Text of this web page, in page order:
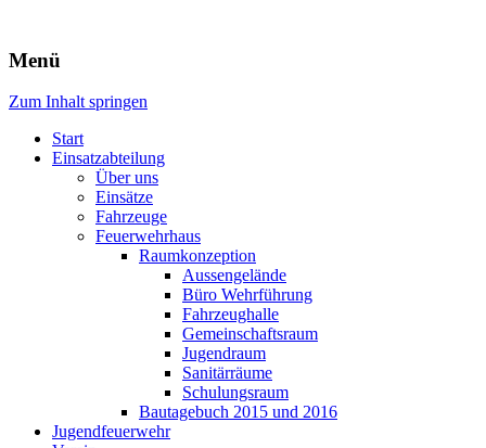
Freiwillige Feuerwehr Rodheim
v.d.H.
Menü
Zum Inhalt springen
Start
Einsatzabteilung
Über uns
Einsätze
Fahrzeuge
Feuerwehrhaus
Raumkonzeption
Aussengelände
Büro Wehrführung
Fahrzeughalle
Gemeinschaftsraum
Jugendraum
Sanitärräume
Schulungsraum
Bautagebuch 2015 und 2016
Jugendfeuerwehr